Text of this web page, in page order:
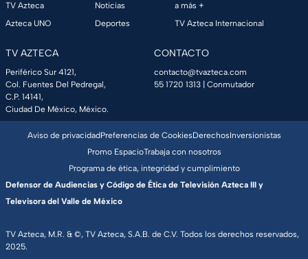
TV Azteca
Azteca UNO
Noticias
Deportes
a más +
TV Azteca Internacional
TV AZTECA
Periférico Sur 4121,
Col. Fuentes Del Pedregal,
C.P. 14141,
Ciudad De México, México.
CONTACTO
contacto@tvazteca.com
55 1720 1313 | Conmutador
TV Azteca, M.R. & ©, TV Azteca, S.A.B. de C.V. Todos los derechos reservados,
2025.
Aviso de privacidadPreferencias de CookiesDerechosInversionistas
Promo EspacioTrabaja con nosotros
Programa de ética, integridad y cumplimiento
Defensor de Audiencias y Código de Ética de Televisión Azteca III y
Televisora del Valle de México